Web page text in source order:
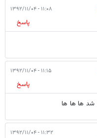
۱۱:۰۸ - ۱۳۹۲/۱۱/۰۴
پاسخ
۱۱:۱۵ - ۱۳۹۲/۱۱/۰۴
پاسخ
شد ها ها ها
۱۱:۳۲ - ۱۳۹۲/۱۱/۰۴